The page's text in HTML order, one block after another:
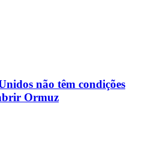
não têm condições
Ormuz